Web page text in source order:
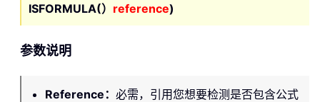
ISFORMULA(） reference)
参数说明
Reference： 必需，引用您想要检测是否包含公式